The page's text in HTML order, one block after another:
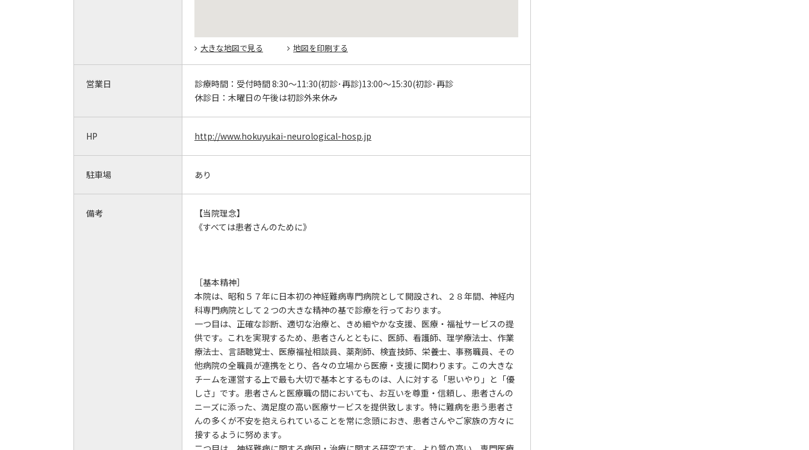
大きな地図で見る 地図を印刷する
営業日 診療時間： 受付時間 8:30～11:30(初診･再診)13:00～15:30(初診･再診
休診日： 木曜日の午後は初診外来休み
HP http://www.hokuyukai-neurological-hosp.jp
駐車場 あり
備考
【当院理念】
《すべては患者さんのために》
［基本精神］
本院は、昭和５７年に日本初の神経難病専門病院として開設され、２８年間、神経内
科専門病院として２つの大きな精神の基で診療を行っております。
一つ目は、正確な診断、適切な治療と、きめ細やかな支援、医療・福祉サービスの提
供です。これを実現するため、患者さんとともに、医師、看護師、理学療法士、作業
療法士、言語聴覚士、医療福祉相談員、薬剤師、検査技師、栄養士、事務職員、その
他病院の全職員が連携をとり、各々の立場から医療・支援に関わります。この大きな
チームを運営する上で最も大切で基本とするものは、人に対する「思いやり」と「優
しさ」です。患者さんと医療職の間においても、お互いを尊重・信頼し、患者さんの
ニーズに添った、満足度の高い医療サービスを提供致します。特に難病を患う患者さ
んの多くが不安を抱えられていることを常に念頭におき、患者さんやご家族の方々に
接するように努めます。